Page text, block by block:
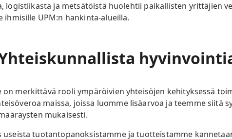
logistiikasta ja metsätöistä huolehtii paikallisten yrittäjien
ihmisille UPM:n hankinta-alueilla.
merkittävä rooli ympäröivien yhteisöjen kehityksessä
maissa, joissa luomme lisäarvoa ja teemme siitä
mukaisesti.
useista tuotantopanoksistamme ja tuotteistamme